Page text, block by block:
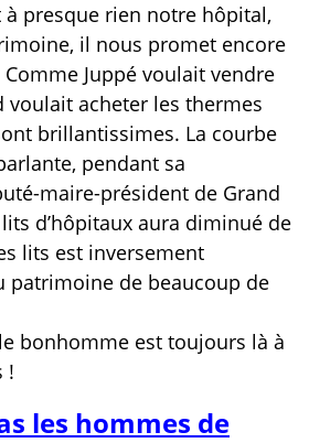
à presque rien notre hôpital,
il nous promet encore
Juppé voulait vendre
voulait acheter les thermes
brillantissimes. La courbe
pendant sa
maire-président de Grand
d’hôpitaux aura diminué de
lits est inversement
patrimoine de beaucoup de
bonhomme est toujours là à
!
les hommes de